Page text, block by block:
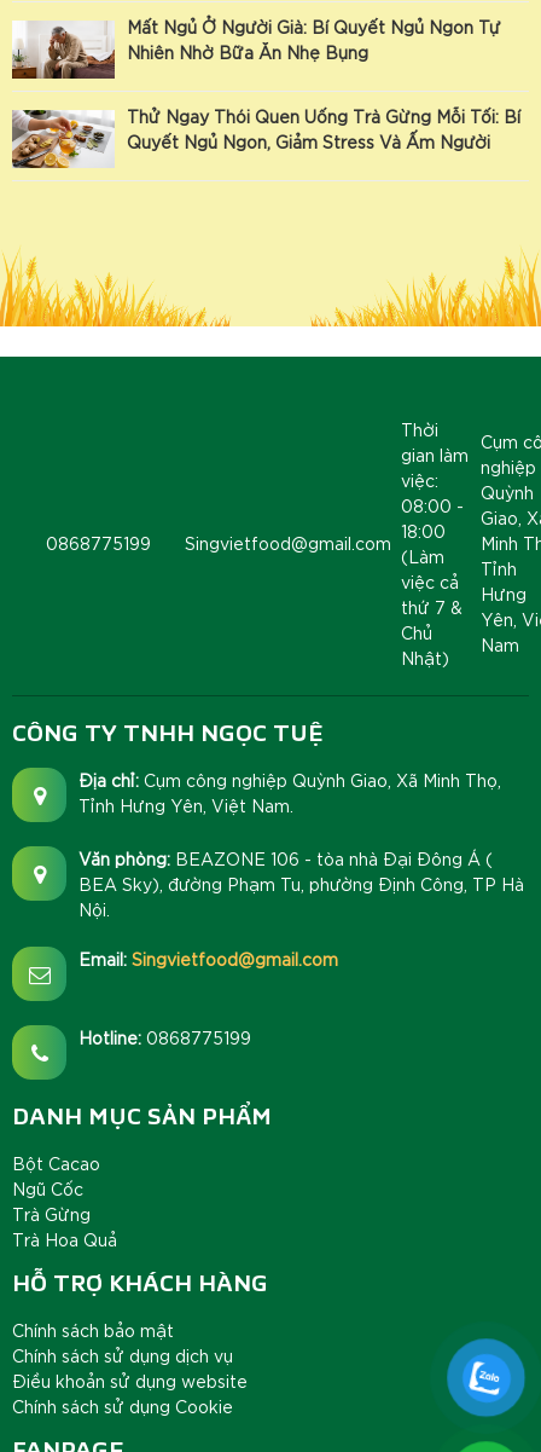
Mất Ngủ Ở Người Già: Bí Quyết Ngủ Ngon Tự
Nhiên Nhờ Bữa Ăn Nhẹ Bụng
Thử Ngay Thói Quen Uống Trà Gừng Mỗi Tối: Bí
Quyết Ngủ Ngon, Giảm Stress Và Ấm Người
0868775199 Singvietfood@gmail.com
Thời
gian làm
việc:
08:00 -
18:00
(Làm
việc cả
thứ 7 &
Chủ
Nhật)
Cụm
nghiệp
Quỳnh
Giao,
Minh
Tỉnh
Hưng
Yên,
Nam
CÔNG TY TNHH NGỌC TUỆ
Địa chỉ: Cụm công nghiệp Quỳnh Giao, Xã Minh Thọ,
Tỉnh Hưng Yên, Việt Nam.
Văn phòng: BEAZONE 106 - tòa nhà Đại Đông Á (
BEA Sky), đường Phạm Tu, phường Định Công, TP Hà
Nội.
Email: Singvietfood@gmail.com
Hotline: 0868775199
DANH MỤC SẢN PHẨM
Bột Cacao
Ngũ Cốc
Trà Gừng
Trà Hoa Quả
HỖ TRỢ KHÁCH HÀNG
Chính sách bảo mật
Chính sách sử dụng dịch vụ
Điều khoản sử dụng website
Chính sách sử dụng Cookie